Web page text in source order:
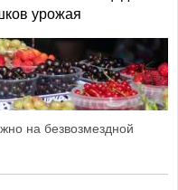
урожая
на безвозмездной